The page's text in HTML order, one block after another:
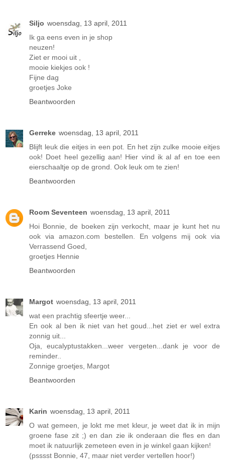
Siljo woensdag, 13 april, 2011
Ik ga eens even in je shop
neuzen!
Ziet er mooi uit ,
mooie kiekjes ook !
Fijne dag
groetjes Joke
Beantwoorden
Gerreke woensdag, 13 april, 2011
Blijft leuk die eitjes in een pot. En het zijn zulke mooie eitjes
ook! Doet heel gezellig aan! Hier vind ik al af en toe een
eierschaaltje op de grond. Ook leuk om te zien!
Beantwoorden
Room Seventeen woensdag, 13 april, 2011
Hoi Bonnie, de boeken zijn verkocht, maar je kunt het nu
ook via amazon.com bestellen. En volgens mij ook via
Verrassend Goed,
groetjes Hennie
Beantwoorden
Margot woensdag, 13 april, 2011
wat een prachtig sfeertje weer...
En ook al ben ik niet van het goud...het ziet er wel extra
zonnig uit...
Oja, eucalyptustakken...weer vergeten...dank je voor de
reminder..
Zonnige groetjes, Margot
Beantwoorden
Karin woensdag, 13 april, 2011
O wat gemeen, je lokt me met kleur, je weet dat ik in mijn
groene fase zit ;) en dan zie ik onderaan die fles en dan
moet ik natuurlijk zemeteen even in je winkel gaan kijken!
(psssst Bonnie, 47, maar niet verder vertellen hoor!)